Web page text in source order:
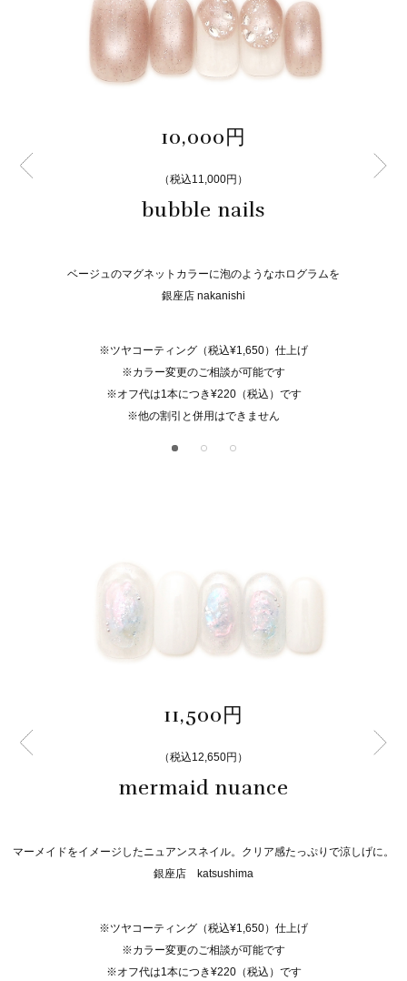
10,000円
（税込11,000円）
bubble nails
ベージュのマグネットカラーに泡のようなホログラムを
銀座店 nakanishi
※ツヤコーティング（税込¥1,650）仕上げ
※カラー変更のご相談が可能です
※オフ代は1本につき¥220（税込）です
※他の割引と併用はできません
11,500円
（税込12,650円）
mermaid nuance
マーメイドをイメージしたニュアンスネイル。クリア感たっぷりで涼しげに。
銀座店 katsushima
※ツヤコーティング（税込¥1,650）仕上げ
※カラー変更のご相談が可能です
※オフ代は1本につき¥220（税込）です